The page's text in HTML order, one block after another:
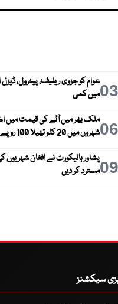
03عوام کو جزوی ریلیف، پیٹرول،
میں کمی
06ملک بھر میں آٹے کی قیمت میں
شہروں میں 20 کلو تھیلا 100 روپے تک مہنگا
09پشاور ہائیکورٹ نے افغان
مسترد کر دیں
سیکشنز